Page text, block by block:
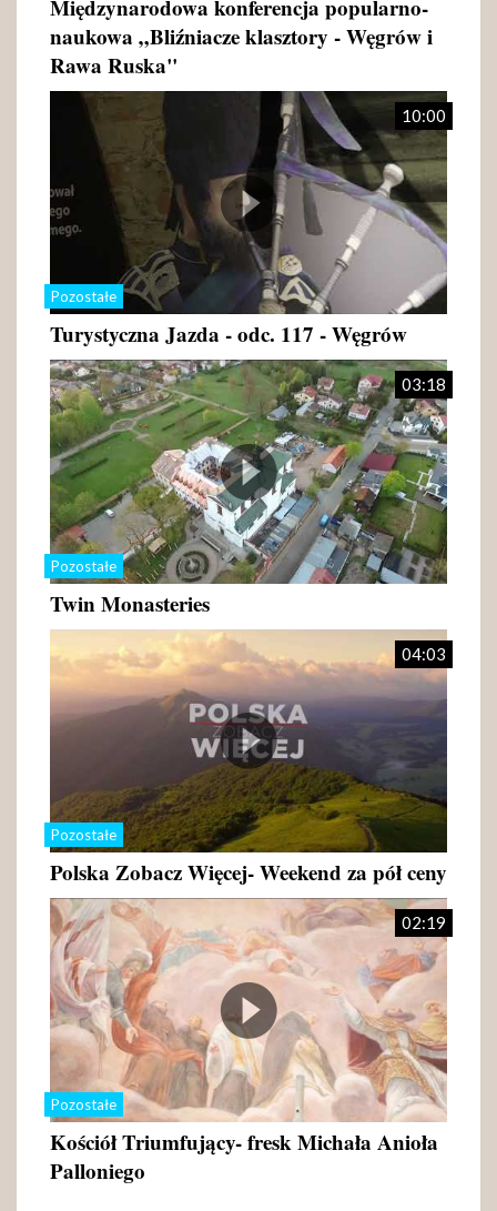
Międzynarodowa konferencja popularno-
naukowa „Bliźniacze klasztory - Węgrów i
Rawa Ruska"
Pozostałe
10:00
Turystyczna Jazda - odc. 117 - Węgrów
Pozostałe
03:18
Twin Monasteries
Pozostałe
04:03
Polska Zobacz Więcej- Weekend za pół ceny
Pozostałe
02:19
Kościół Triumfujący- fresk Michała Anioła
Palloniego